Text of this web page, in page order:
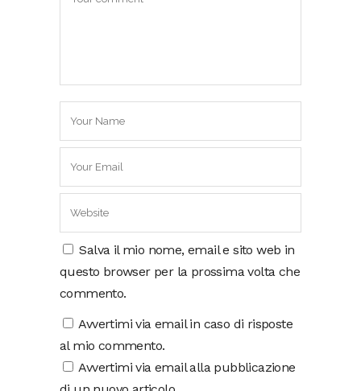
Salva il mio nome, email e sito web in
questo browser per la prossima volta che
commento.
Avvertimi via email in caso di risposte
al mio commento.
Avvertimi via email alla pubblicazione